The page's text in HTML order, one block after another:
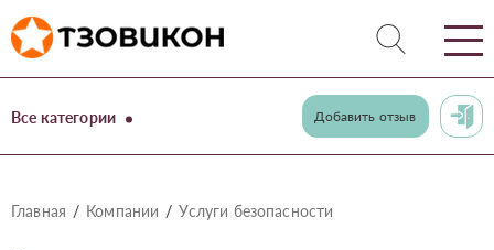
Все категории Добавить отзыв
Главная Компании Услуги безопасности